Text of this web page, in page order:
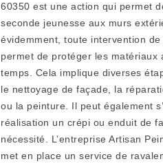
60350 est une action qui permet
seconde jeunesse aux murs
évidemment, toute intervention
permet de protéger les matériaux
temps. Cela implique diverses
le nettoyage de façade, la
ou la peinture. Il peut également
réalisation un crépi ou enduit de
nécessité. L’entreprise Artisan
met en place un service de